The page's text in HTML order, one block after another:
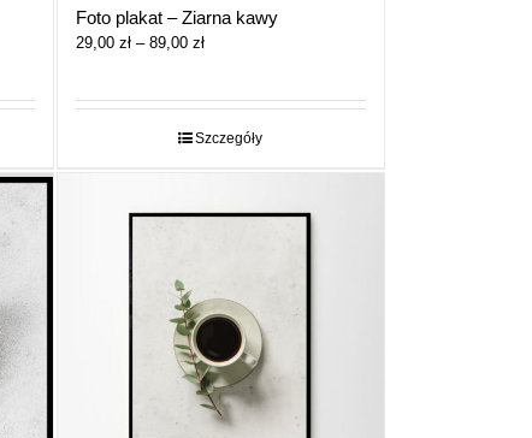
Foto plakat – Ziarna kawy
29,00 zł – 89,00 złZakres
29,00 zł
do
Szczegóły